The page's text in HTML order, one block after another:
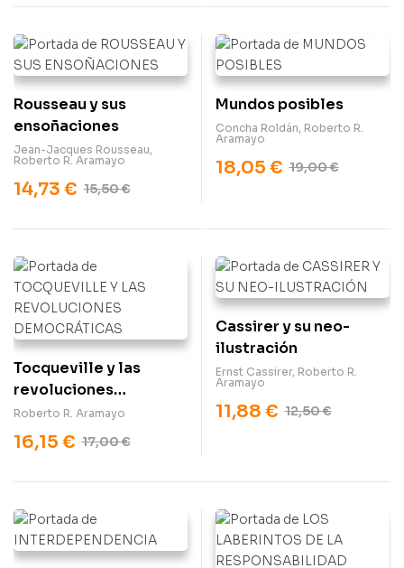
Rousseau y sus
ensoñaciones
Jean-Jacques Rousseau,
Roberto R. Aramayo
15,50€
14,73 €
Mundos posibles
Concha Roldán, Roberto R.
Aramayo
19,00€
18,05 €
Tocqueville y las
revoluciones
democráticas
Roberto R. Aramayo
17,00€
16,15 €
Cassirer y su neo-
ilustración
Ernst Cassirer, Roberto R.
Aramayo
12,50€
11,88 €